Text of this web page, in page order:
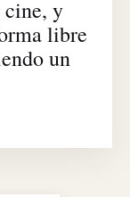
cine, y
libre
un